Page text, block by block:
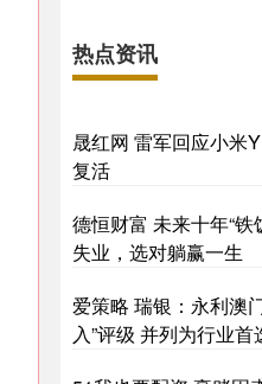
热点资讯
晟红网 雷军回应小米
复活
德恒财富 未来十年“
失业，选对躺赢一生
爱策略 瑞银：永利澳
入”评级 并列为行业首